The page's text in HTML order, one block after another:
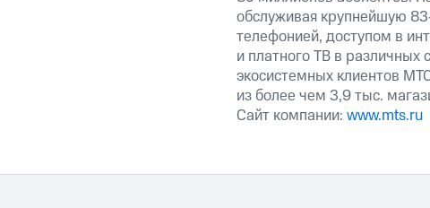
обслуживая крупнейшую
телефонией, доступом в
и платного ТВ в
экосистемных клиентов
из более чем 3,9 тыс.
Сайт компании: www.mts.ru